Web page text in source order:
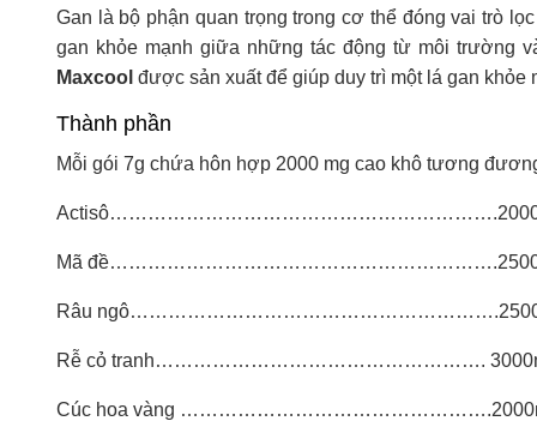
Gan là bộ phận quan trọng trong cơ thể đóng vai trò
gan khỏe mạnh giữa những tác động từ môi trường
Maxcool được sản xuất để giúp duy trì một lá gan khỏe
Thành phần
Mỗi gói 7g chứa hôn hợp 2000 mg cao khô tương
Mã
Râu
Rễ cỏ tranh…………………………………………….
Cúc hoa vàng